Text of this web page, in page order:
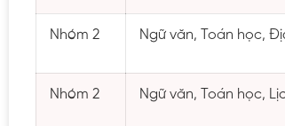
Nhóm 2 Ngữ văn, Toán học,
Nhóm 2 Ngữ văn, Toán học,